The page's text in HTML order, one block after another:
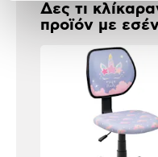
Δες τι
προϊόν με